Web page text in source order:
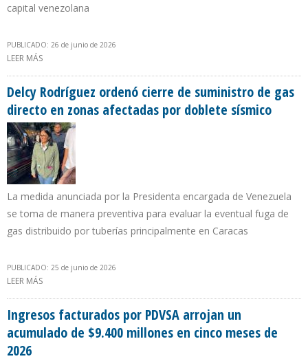
capital venezolana
PUBLICADO: 26 de junio de 2026
LEER MÁS
Delcy Rodríguez ordenó cierre de suministro de gas
directo en zonas afectadas por doblete sísmico
La medida anunciada por la Presidenta encargada de Venezuela
se toma de manera preventiva para evaluar la eventual fuga de
gas distribuido por tuberías principalmente en Caracas
PUBLICADO: 25 de junio de 2026
LEER MÁS
Ingresos facturados por PDVSA arrojan un
acumulado de $9.400 millones en cinco meses de
2026